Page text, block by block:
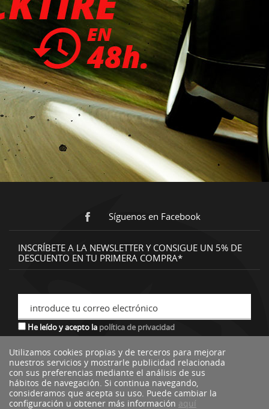
Síguenos en Facebook
INSCRÍBETE A LA NEWSLETTER Y CONSIGUE UN 5% DE
DESCUENTO EN TU PRIMERA COMPRA*
introduce tu correo electrónico
He leído y acepto la política de privacidad
*descuento no acumulable a otras ofertas o promociones.
Utilizamos cookies propias y de terceros para mejorar
nuestros servicios y mostrarle publicidad relacionada
con sus preferencias mediante el análisis de sus
hábitos de navegación. Si continua navegando,
consideramos que acepta su uso. Puede cambiar la
configuración u obtener más información aquí